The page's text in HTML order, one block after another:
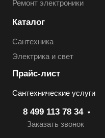
Ремонт электроники
Каталог
Сантехника
Электрика и свет
Прайс-лист
Сантехнические услуги
8 499 113 78 34
Заказать звонок